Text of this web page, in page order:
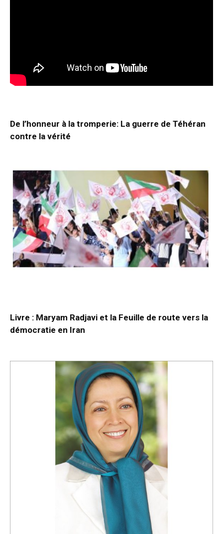
De l’honneur à la tromperie: La guerre de Téhéran
contre la vérité
Livre : Maryam Radjavi et la Feuille de route vers la
démocratie en Iran